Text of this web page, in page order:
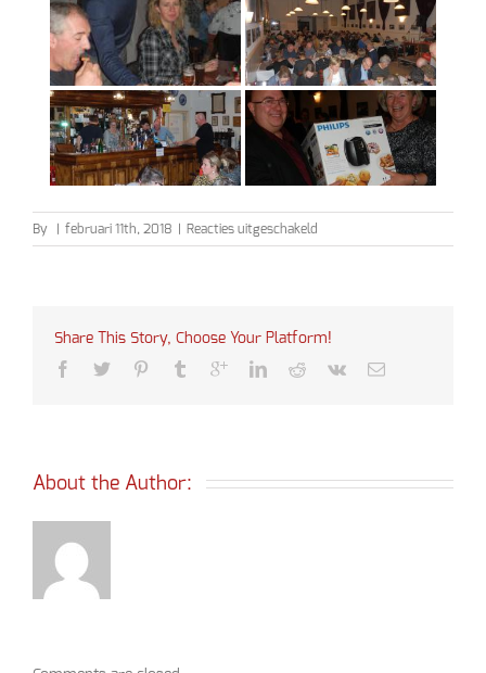
By februari 11th, 2018 Reacties uitgeschakeld
Bingo
Share This Story, Choose Your Platform!
About the Author: